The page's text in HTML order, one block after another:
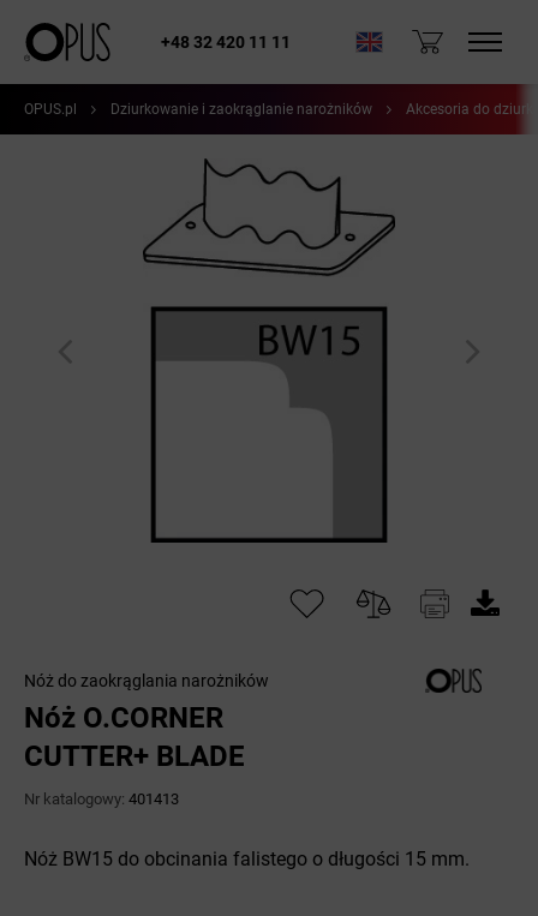
+48 32 420 11 11
OPUS.pl Dziurkowanie i zaokrąglanie narożników Akcesoria do
Nóż do zaokrąglania narożników
Nóż O.CORNER
CUTTER+ BLADE
Nr katalogowy: 401413
Nóż BW15 do obcinania falistego o długości 15 mm.